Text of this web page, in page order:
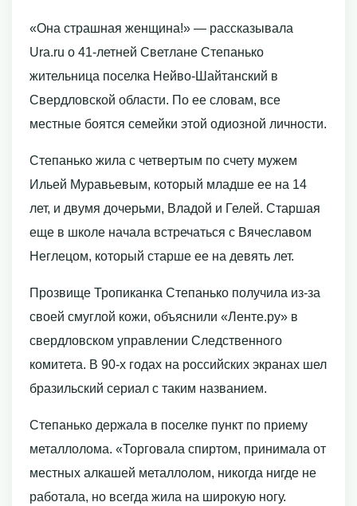
«Она страшная женщина!» — рассказывала
Ura.ru о 41-летней Светлане Степанько
жительница поселка Нейво-Шайтанский в
Свердловской области. По ее словам, все
местные боятся семейки этой одиозной личности.
Степанько жила с четвертым по счету мужем
Ильей Муравьевым, который младше ее на 14
лет, и двумя дочерьми, Владой и Гелей. Старшая
еще в школе начала встречаться с Вячеславом
Неглецом, который старше ее на девять лет.
Прозвище Тропиканка Степанько получила из-за
своей смуглой кожи, объяснили «Ленте.ру» в
свердловском управлении Следственного
комитета. В 90-х годах на российских экранах шел
бразильский сериал с таким названием.
Степанько держала в поселке пункт по приему
металлолома. «Торговала спиртом, принимала от
местных алкашей металлолом, никогда нигде не
работала, но всегда жила на широкую ногу.